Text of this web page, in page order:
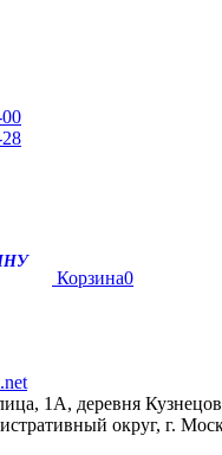
Корзина0
1А, деревня
округ, г.